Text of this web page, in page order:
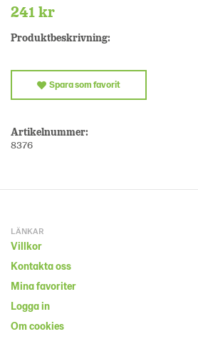
241 kr
Produktbeskrivning:
Spara som favorit
Artikelnummer:
8376
LÄNKAR
Villkor
Kontakta oss
Mina favoriter
Logga in
Om cookies